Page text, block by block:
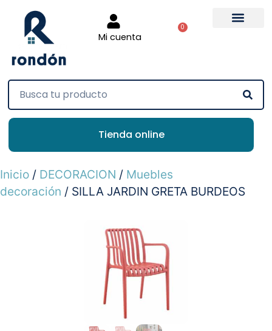
Mi cuenta
0
Tienda online
Inicio / DECORACION / Muebles
decoración / SILLA JARDIN GRETA BURDEOS